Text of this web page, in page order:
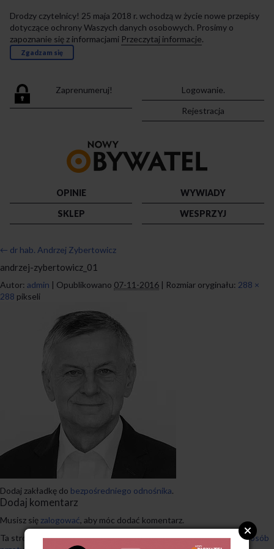
Drodzy czytelnicy! 25 maja 2018 r. wchodzą w życie nowe przepisy
dotyczące ochrony Waszych danych osobowych. Prosimy o
zapoznanie się z informacjami Przeczytaj informacje.
Zgadzam się
Zaprenumeruj!
Logowanie.
Rejestracja
strony
OPINIE
WYWIADY
SKLEP
WESPRZYJ
← dr hab. Andrzej Zybertowicz
andrzej-zybertowicz_01
Autor: admin | Opublikowano 07-11-2016 | Rozmiar oryginału: 288 ×
288 pikseli
Dodaj zakładkę do bezpośredniego odnośnika.
Dodaj komentarz
Musisz się zalogować, aby móc dodać komentarz.
Ta strona używa Akismet do redukcji spamu.Dowiedz się, w jaki sposób